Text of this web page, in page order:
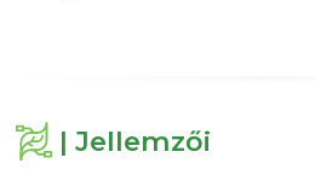
| Jellemzői